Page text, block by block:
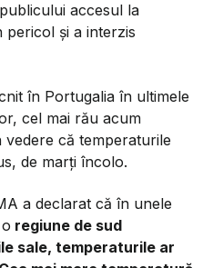
accesul la
pericol și a interzis
în Portugalia în ultimele
cel mai rău acum
că temperaturile
de marți încolo.
a declarat că în unele
regiune de sud
sale, temperaturile ar